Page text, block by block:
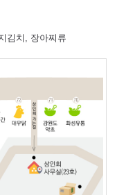
김치, 장아찌류